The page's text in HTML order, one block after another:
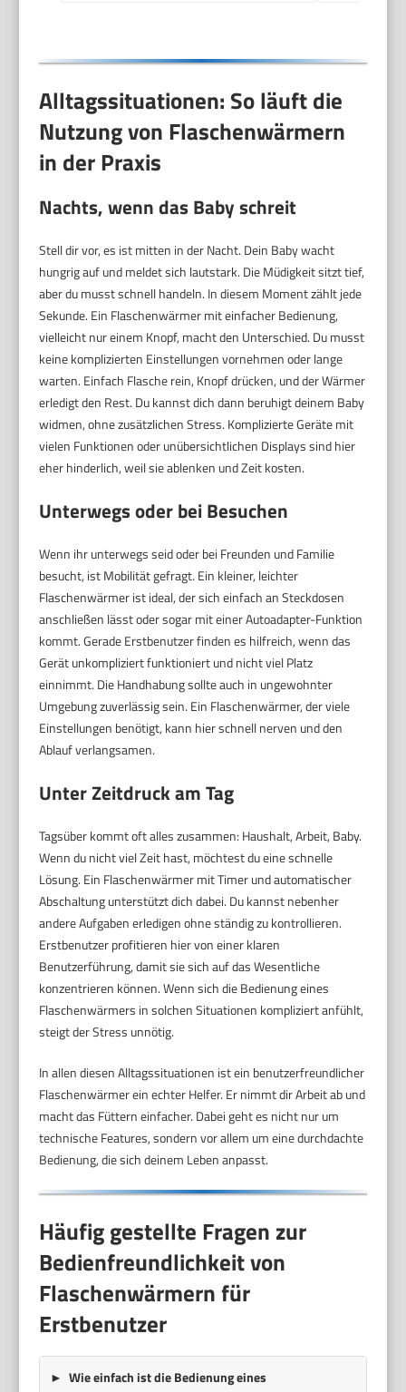
Alltagssituationen: So läuft die
Nutzung von Flaschenwärmern
in der Praxis
Nachts, wenn das Baby schreit
Stell dir vor, es ist mitten in der Nacht. Dein Baby wacht
hungrig auf und meldet sich lautstark. Die Müdigkeit sitzt tief,
aber du musst schnell handeln. In diesem Moment zählt jede
Sekunde. Ein Flaschenwärmer mit einfacher Bedienung,
vielleicht nur einem Knopf, macht den Unterschied. Du musst
keine komplizierten Einstellungen vornehmen oder lange
warten. Einfach Flasche rein, Knopf drücken, und der Wärmer
erledigt den Rest. Du kannst dich dann beruhigt deinem Baby
widmen, ohne zusätzlichen Stress. Komplizierte Geräte mit
vielen Funktionen oder unübersichtlichen Displays sind hier
eher hinderlich, weil sie ablenken und Zeit kosten.
Unterwegs oder bei Besuchen
Wenn ihr unterwegs seid oder bei Freunden und Familie
besucht, ist Mobilität gefragt. Ein kleiner, leichter
Flaschenwärmer ist ideal, der sich einfach an Steckdosen
anschließen lässt oder sogar mit einer Autoadapter-Funktion
kommt. Gerade Erstbenutzer finden es hilfreich, wenn das
Gerät unkompliziert funktioniert und nicht viel Platz
einnimmt. Die Handhabung sollte auch in ungewohnter
Umgebung zuverlässig sein. Ein Flaschenwärmer, der viele
Einstellungen benötigt, kann hier schnell nerven und den
Ablauf verlangsamen.
Unter Zeitdruck am Tag
Tagsüber kommt oft alles zusammen: Haushalt, Arbeit, Baby.
Wenn du nicht viel Zeit hast, möchtest du eine schnelle
Lösung. Ein Flaschenwärmer mit Timer und automatischer
Abschaltung unterstützt dich dabei. Du kannst nebenher
andere Aufgaben erledigen ohne ständig zu kontrollieren.
Erstbenutzer profitieren hier von einer klaren
Benutzerführung, damit sie sich auf das Wesentliche
konzentrieren können. Wenn sich die Bedienung eines
Flaschenwärmers in solchen Situationen kompliziert anfühlt,
steigt der Stress unnötig.
In allen diesen Alltagssituationen ist ein benutzerfreundlicher
Flaschenwärmer ein echter Helfer. Er nimmt dir Arbeit ab und
macht das Füttern einfacher. Dabei geht es nicht nur um
technische Features, sondern vor allem um eine durchdachte
Bedienung, die sich deinem Leben anpasst.
Häufig gestellte Fragen zur
Bedienfreundlichkeit von
Flaschenwärmern für
Erstbenutzer
Wie einfach ist die Bedienung eines